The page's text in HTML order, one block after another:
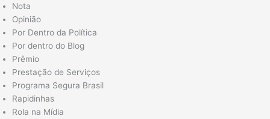
Nota
Opinião
Por Dentro da Política
Por dentro do Blog
Prêmio
Prestação de Serviços
Programa Segura Brasil
Rapidinhas
Rola na Mídia